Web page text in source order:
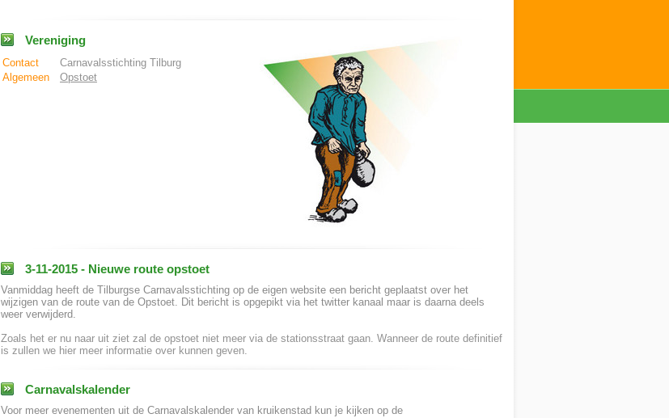
Vereniging
Contact
Carnavalsstichting Tilburg
Algemeen
Opstoet
3-11-2015 - Nieuwe route opstoet
Vanmiddag heeft de Tilburgse Carnavalsstichting op de eigen website een bericht geplaatst over het
wijzigen van de route van de Opstoet. Dit bericht is opgepikt via het twitter kanaal maar is daarna deels
weer verwijderd.
Zoals het er nu naar uit ziet zal de opstoet niet meer via de stationsstraat gaan. Wanneer de route definitief
is zullen we hier meer informatie over kunnen geven.
Carnavalskalender
Voor meer evenementen uit de Carnavalskalender van kruikenstad kun je kijken op de